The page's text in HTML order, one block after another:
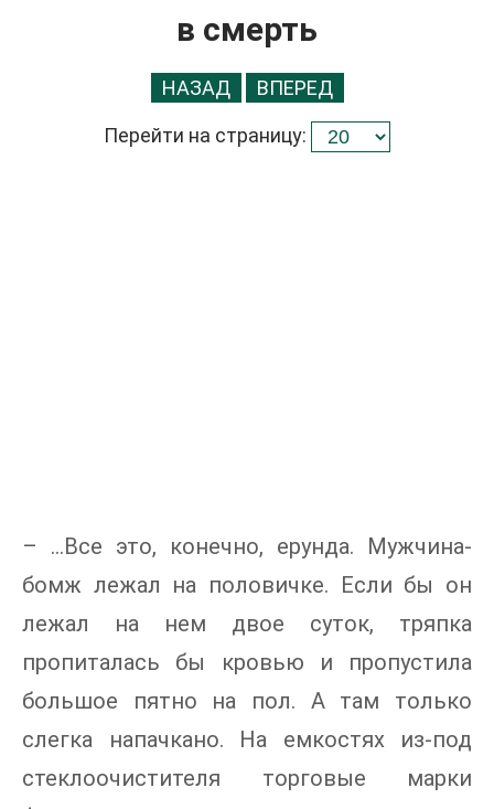
в смерть
НАЗАД ВПЕРЕД
Перейти на страницу:
– …Все это, конечно, ерунда. Мужчина-
бомж лежал на половичке. Если бы он
лежал на нем двое суток, тряпка
пропиталась бы кровью и пропустила
большое пятно на пол. А там только
слегка напачкано. На емкостях из-под
стеклоочистителя торговые марки